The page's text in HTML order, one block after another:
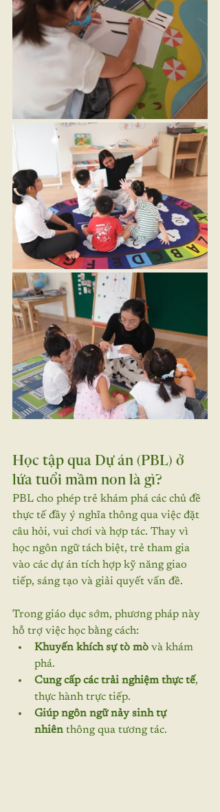
Học tập qua Dự án (PBL) ở
lứa tuổi mầm non là gì?
PBL cho phép trẻ khám phá các chủ đề
thực tế đầy ý nghĩa thông qua việc đặt
câu hỏi, vui chơi và hợp tác. Thay vì
học ngôn ngữ tách biệt, trẻ tham gia
vào các dự án tích hợp kỹ năng giao
tiếp, sáng tạo và giải quyết vấn đề.
Trong giáo dục sớm, phương pháp này
hỗ trợ việc học bằng cách:
Khuyến khích sự tò mò và khám
phá.
Cung cấp các trải nghiệm thực tế,
thực hành trực tiếp.
Giúp ngôn ngữ nảy sinh tự
nhiên thông qua tương tác.